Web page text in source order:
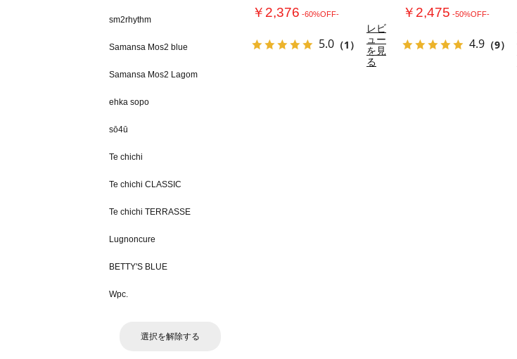
sm2rhythm
Samansa Mos2 blue
Samansa Mos2 Lagom
ehka sopo
sō4ū
Te chichi
Te chichi CLASSIC
Te chichi TERRASSE
Lugnoncure
BETTY'S BLUE
Wpc.
選択を解除する
￥2,376 -60%OFF-
5.0 （1）
レビ
ュー
を見
る
￥2,475 -50%OFF-
4.9 （9）